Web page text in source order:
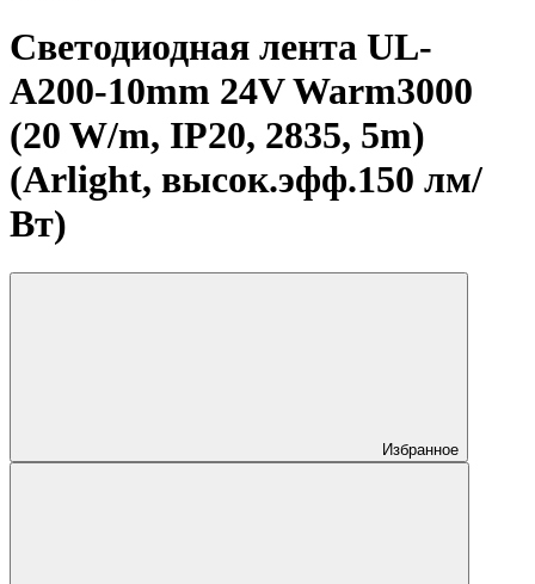
Светодиодная лента UL-
A200-10mm 24V Warm3000
(20 W/m, IP20, 2835, 5m)
(Arlight, высок.эфф.150 лм/
Вт)
Избранное